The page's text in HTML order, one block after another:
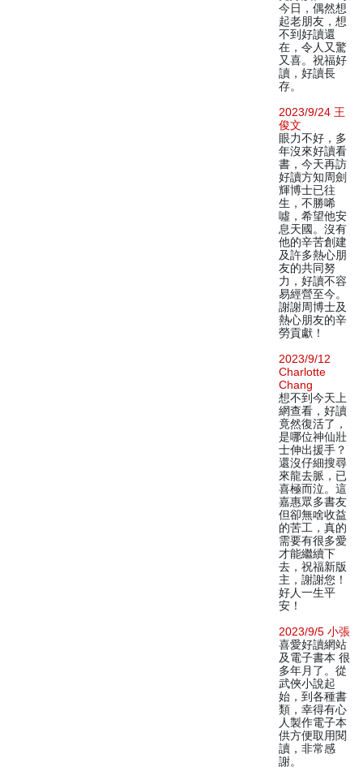
今日，偶然想
起老朋友，想
不到好讀還
在，令人又驚
又喜。祝福好
讀，好讀長
存。
2023/9/24 王
俊文
眼力不好，多
年沒來好讀看
書，今天再訪
好讀方知周劍
輝博士已往
生，不勝唏
噓，希望他安
息天國。沒有
他的辛苦創建
及許多熱心朋
友的共同努
力，好讀不容
易經營至今。
謝謝周博士及
熱心朋友的辛
勞貢獻！
2023/9/12
Charlotte
Chang
想不到今天上
網查看，好讀
竟然復活了，
是哪位神仙壯
士伸出援手？
還沒仔細搜尋
來龍去脈，已
喜極而泣。這
嘉惠眾多書友
但卻無啥收益
的苦工，真的
需要有很多愛
才能繼續下
去，祝福新版
主，謝謝您！
好人一生平
安！
2023/9/5 小張
喜愛好讀網站
及電子書本 很
多年月了。從
武俠小說起
始，到各種書
類，幸得有心
人製作電子本
供方便取用閱
讀，非常感
謝。